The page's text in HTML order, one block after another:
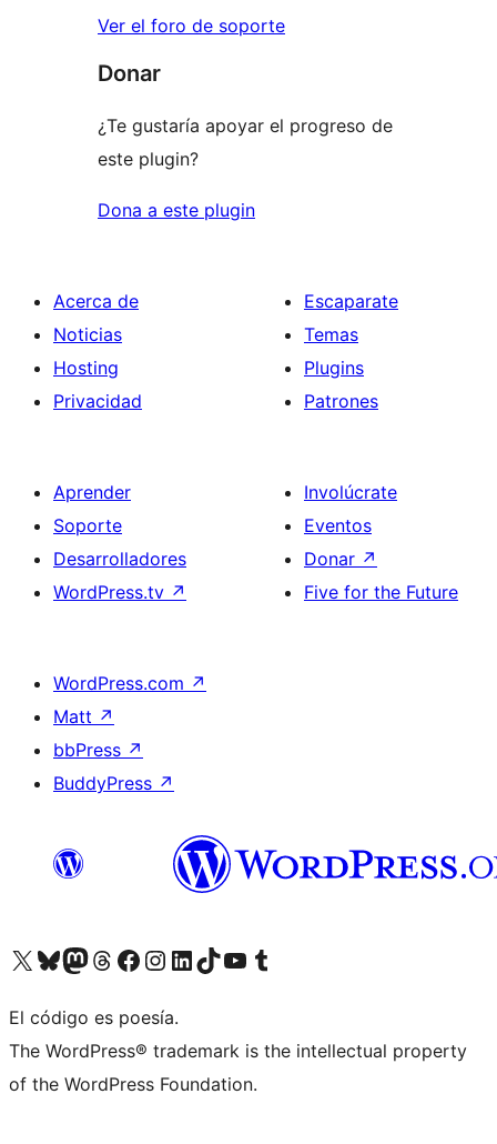
Ver el foro de soporte
Donar
¿Te gustaría apoyar el progreso de
este plugin?
Dona a este plugin
Acerca de
Noticias
Hosting
Privacidad
Escaparate
Temas
Plugins
Patrones
Aprender
Soporte
Desarrolladores
WordPress.tv ↗
Involúcrate
Eventos
Donar ↗
Five for the Future
WordPress.com ↗
Matt ↗
bbPress ↗
BuddyPress ↗
Visita nuestra cuenta de X (anteriormente Twitter)
Visita nuestra cuenta de Bluesky
Visita nuestra cuenta de Mastodon
Visita nuestra cuenta de Threads
Visita nuestra página de Facebook
Visita nuestra cuenta de Instagram
Visita nuestra cuenta de LinkedIn
Visita nuestra cuenta de TikTok
Visita nuestro canal de YouTube
Visita nuestra cuenta de Tumblr
El código es poesía.
The WordPress® trademark is the intellectual property
of the WordPress Foundation.